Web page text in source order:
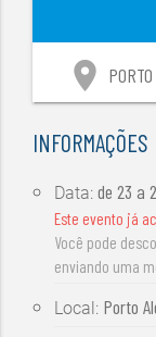
location_on
INFORMAÇÕES
Data:de 23 a
Este evento já
Você pode
enviando uma
Local: Porto